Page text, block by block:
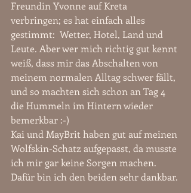
Freundin Yvonne auf Kreta
verbringen; es hat einfach alles
gestimmt:  Wetter, Hotel, Land und
Leute. Aber wer mich richtig gut kennt
weiß, dass mir das Abschalten von
meinem normalen Alltag schwer fällt,
und so machten sich schon an Tag 4
die Hummeln im Hintern wieder
bemerkbar :-)
Kai und MayBrit haben gut auf meinen
Wolfskin-Schatz aufgepasst, da musste
ich mir gar keine Sorgen machen.
Dafür bin ich den beiden sehr dankbar.